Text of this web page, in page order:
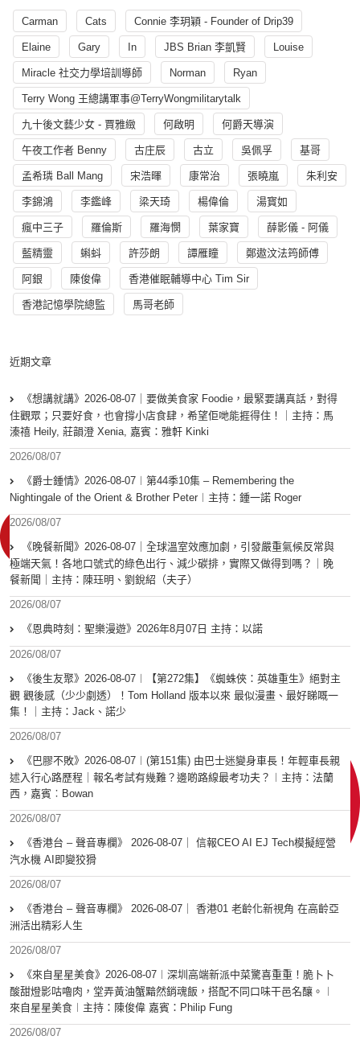
Carman Cats Connie 李玥穎 - Founder of Drip39
Elaine Gary In JBS Brian 李凱賢 Louise
Miracle 社交力學培訓導師 Norman Ryan
Terry Wong 王總講軍事@TerryWongmilitarytalk
九十後文藝少女 - 賈雅緻 何啟明 何爵天導演
午夜工作者 Benny 古庄辰 古立 吳佩孚 基哥
孟希璘 Ball Mang 宋浩暉 康常治 張曉嵐 朱利安
李錦鴻 李鑑峰 梁天琦 楊偉倫 湯寳如
瘋中三子 羅倫斯 羅海憫 葉家寶 薛影儀 - 阿儀
藍精靈 蝌蚪 許莎朗 譚雁瞳 鄭遨汶法筠師傅
阿銀 陳俊偉 香港催眠輔導中心 Tim Sir
香港記憶學院總監 馬哥老師
近期文章
《想講就講》2026-08-07｜要做美食家 Foodie，最緊要講真話，對得
住觀眾；只要好食，也會撐小店食肆，希望佢哋能捱得住！｜主持：馬
溱禧 Heily, 莊韻澄 Xenia, 嘉賓：雅軒 Kinki
2026/08/07
《爵士鍾情》2026-08-07︱第44季10集 – Remembering the
Nightingale of the Orient & Brother Peter︱主持：鍾一諾 Roger
2026/08/07
《晚餐新聞》2026-08-07｜全球溫室效應加劇，引發嚴重氣候反常與
極端天氣！各地口號式的綠色出行、減少碳排，實際又做得到嗎？｜晚
餐新聞｜主持：陳珏明、劉銳紹（夫子）
2026/08/07
《恩典時刻：聖樂漫遊》2026年8月07日 主持：以諾
2026/08/07
《後生友聚》2026-08-07︱【第272集】《蜘蛛俠：英雄重生》絕對主
觀 觀後感（少少劇透）！Tom Holland 版本以來 最似漫畫、最好睇嘅一
集！｜主持：Jack、諾少
2026/08/07
《巴膠不敗》2026-08-07︱(第151集) 由巴士迷變身車長！年輕車長親
述入行心路歷程｜報名考試有幾難？邊啲路線最考功夫？︱主持：法蘭
西，嘉賓︰Bowan
2026/08/07
《香港台 – 聲音專欄》 2026-08-07｜ 信報CEO AI EJ Tech模擬經營
汽水機 AI即變狡猾
2026/08/07
《香港台 – 聲音專欄》 2026-08-07｜ 香港01 老齡化新視角 在高齡亞
洲活出精彩人生
2026/08/07
《來自星星美食》2026-08-07︱深圳高端新派中菜驚喜重重！脆卜卜
酸甜燈影咕嚕肉，堂弄黃油蟹黯然銷魂飯，搭配不同口味干邑名釀。︱
來自星星美食︱主持：陳俊偉 嘉賓：Philip Fung
2026/08/07